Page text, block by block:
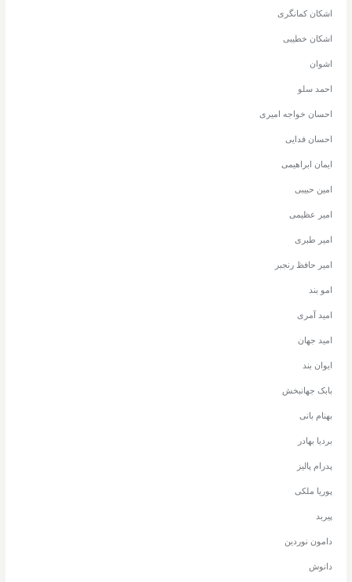
اشکان کمانگری
اشکان خطیبی
اشوان
احمد سلو
احسان خواجه امیری
احسان فدایی
ایمان ابراهیمی
امین حبیبی
امیر عظیمی
امیر طبری
امیر حافظ رنجبر
امو بند
امید آمری
امید جهان
ایوان بند
بابک جهانبخش
بهنام بانی
بردیا بهادر
پدرام پالیز
پوریا ملکی
پیربد
دامون نوردین
دانوش